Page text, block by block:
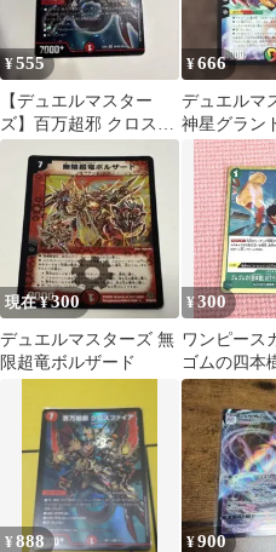
¥555
【デュエルマスター
ズ】百万超邪 クロスフ
ァイア SR
¥666
デュエルマ
神星グラン
アブソリュ
現在 ¥300
デュエルマスターズ 無
限超竜ボルザード
¥300
ワンピース
ゴムの四本
架ショック
¥888 ¥900